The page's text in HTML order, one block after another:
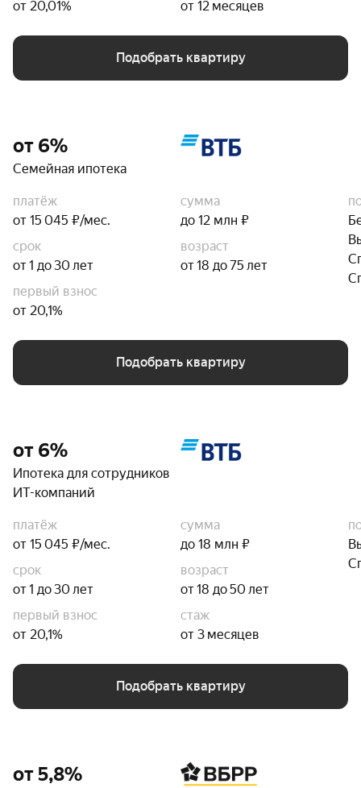
от 20,01%
от 12 месяцев
Подобрать квартиру
от 6%
Семейная ипотека
платёж
от 15 045 ₽/мес.
сумма
до 12 млн ₽
срок
от 1 до 30 лет
возраст
от 18 до 75 лет
первый взнос
от 20,1%
Подобрать квартиру
от 6%
Ипотека для сотрудников
ИТ-компаний
платёж
от 15 045 ₽/мес.
сумма
до 18 млн ₽
срок
от 1 до 30 лет
возраст
от 18 до 50 лет
первый взнос
от 20,1%
стаж
от 3 месяцев
Подобрать квартиру
от 5,8%